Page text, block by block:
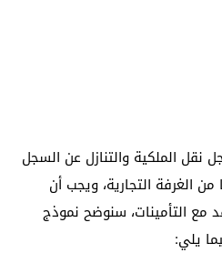
نقل الملكية والتنازل عن السجل
الغرفة التجارية، ويجب أن
التأمينات، سنوضح نموذج
يلي: